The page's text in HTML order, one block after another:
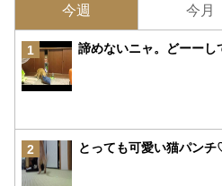
今週 今月
1 諦めないニャ。どーー
2 とっても可愛い猫パン